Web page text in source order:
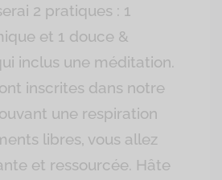
2 pratiques : 1
et 1 douce &
inclus une méditation.
inscrites dans notre
une respiration
libres, vous allez
et ressourcée. Hâte